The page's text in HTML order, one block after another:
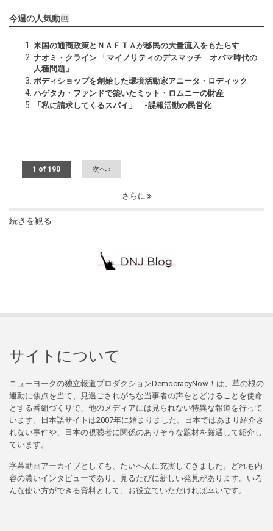
今週の人気動画
米国の通商政策とＮＡＦＴＡが移民の大量流入をもたらす
ナオミ・クライン 「マイノリティのデスマッチ オバマ時代の
人種問題」
ボディショップを創始した環境活動家アニータ・ロディック
ハゲタカ・ファンドで築いたミット・ロムニーの財産
「私に請求してくるスパイ」 -諜報活動の民営化
1 of 190 次へ ›
さらに
続きを観る
サイトについて
ニューヨークの独立報道プロダクションDemocracyNow！は、草の根の
運動に焦点を当て、見過ごされがちな当事者の声をとどけることを使命
とする番組づくりで、他のメディアには見られない特異な報道を行って
います。日本語サイトは2007年に始まりました。日本ではあまり紹介さ
れない事件や、日本の視聴者に関係のありそうな題材を厳選して紹介し
ています。
字幕動画アーカイブとしても、たいへんに充実してきました。どれも内
容の濃いインタビューであり、見るたびに新しい発見があります。いろ
んな使い方ができる資料として、お役立ていただければ幸いです。